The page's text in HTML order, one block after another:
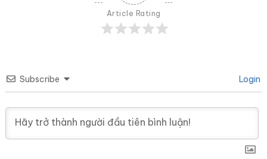
Article Rating
Subscribe Login